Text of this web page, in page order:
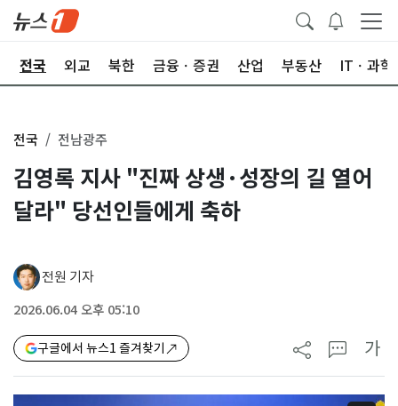
전국 외교 북한 금융ㆍ증권 산업 부동산 ITㆍ과학
전국 전남광주
김영록 지사 "진짜 상생·성장의 길 열어
달라" 당선인들에게 축하
전원 기자
2026.06.04 오후 05:10
구글에서 뉴스1 즐겨찾기 가